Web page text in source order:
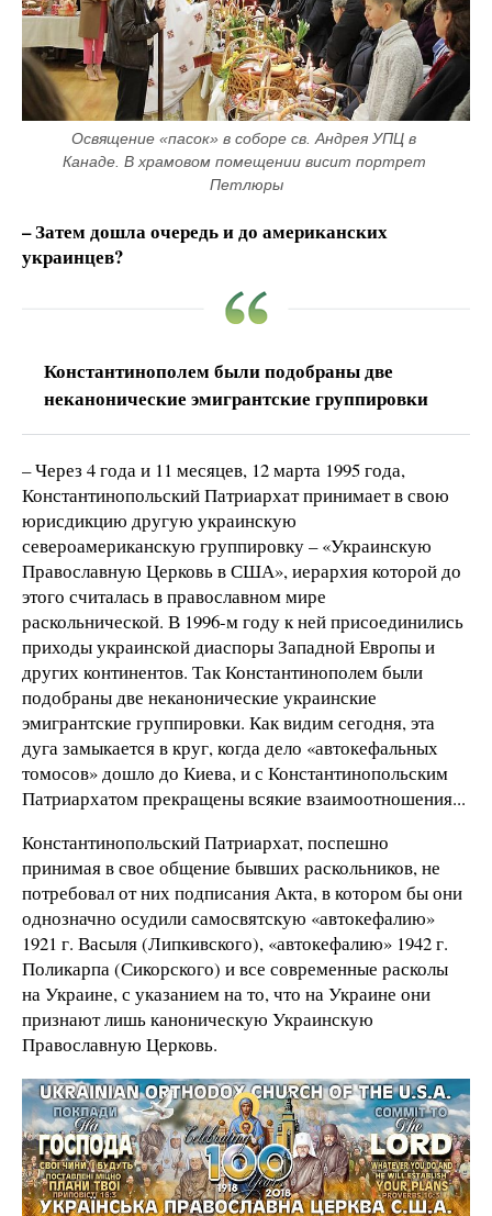
Освящение «пасок» в соборе св. Андрея УПЦ в
Канаде. В храмовом помещении висит портрет
Петлюры
– Затем дошла очередь и до американских
украинцев?
Константинополем были подобраны две
неканонические эмигрантские группировки
– Через 4 года и 11 месяцев, 12 марта 1995 года,
Константинопольский Патриархат принимает в свою
юрисдикцию другую украинскую
североамериканскую группировку – «Украинскую
Православную Церковь в США», иерархия которой до
этого считалась в православном мире
раскольнической. В 1996-м году к ней присоединились
приходы украинской диаспоры Западной Европы и
других континентов. Так Константинополем были
подобраны две неканонические украинские
эмигрантские группировки. Как видим сегодня, эта
дуга замыкается в круг, когда дело «автокефальных
томосов» дошло до Киева, и с Константинопольским
Патриархатом прекращены всякие взаимоотношения...
Константинопольский Патриархат, поспешно
принимая в свое общение бывших раскольников, не
потребовал от них подписания Акта, в котором бы они
однозначно осудили самосвятскую «автокефалию»
1921 г. Васыля (Липкивского), «автокефалию» 1942 г.
Поликарпа (Сикорского) и все современные расколы
на Украине, с указанием на то, что на Украине они
признают лишь каноническую Украинскую
Православную Церковь.